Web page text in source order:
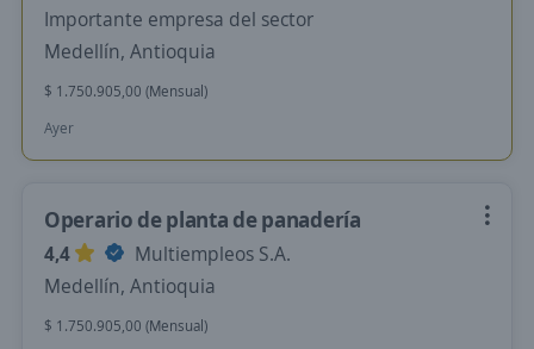
Importante empresa del sector
Medellín, Antioquia
$ 1.750.905,00 (Mensual)
Ayer
Operario de planta de panadería
4,4
Multiempleos S.A.
Medellín, Antioquia
$ 1.750.905,00 (Mensual)